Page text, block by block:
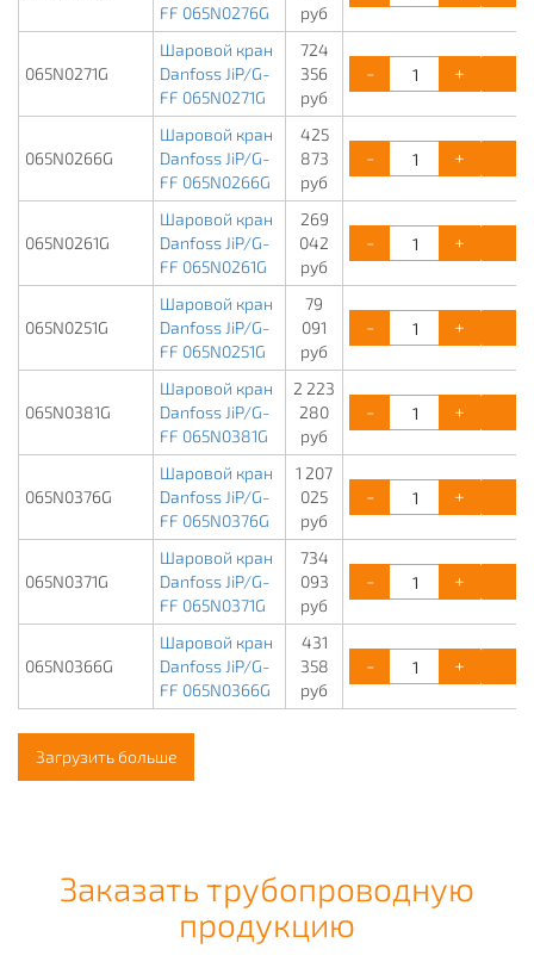
FF 065N0276G
руб
065N0271G
Шаровой кран
Danfoss JiP/G-
FF 065N0271G
724
356
руб
- +
065N0266G
Шаровой кран
Danfoss JiP/G-
FF 065N0266G
425
873
руб
- +
065N0261G
Шаровой кран
Danfoss JiP/G-
FF 065N0261G
269
042
руб
- +
065N0251G
Шаровой кран
Danfoss JiP/G-
FF 065N0251G
79
091
руб
- +
065N0381G
Шаровой кран
Danfoss JiP/G-
FF 065N0381G
2 223
280
руб
- +
065N0376G
Шаровой кран
Danfoss JiP/G-
FF 065N0376G
1 207
025
руб
- +
065N0371G
Шаровой кран
Danfoss JiP/G-
FF 065N0371G
734
093
руб
- +
065N0366G
Шаровой кран
Danfoss JiP/G-
FF 065N0366G
431
358
руб
- +
Загрузить больше
Заказать трубопроводную
продукцию